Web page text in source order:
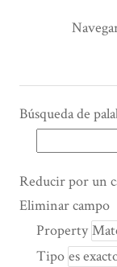
Búsqueda de
Number
rows
Reducir por un
Search Property
Tipo de
Términos de
Ensamblador de
Eliminar campo
Property
Tipo